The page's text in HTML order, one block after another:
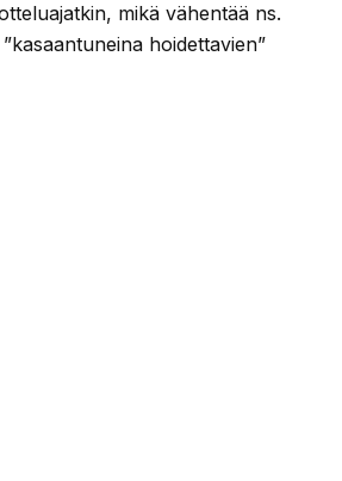
mikä vähentää ns.
hoidettavien”